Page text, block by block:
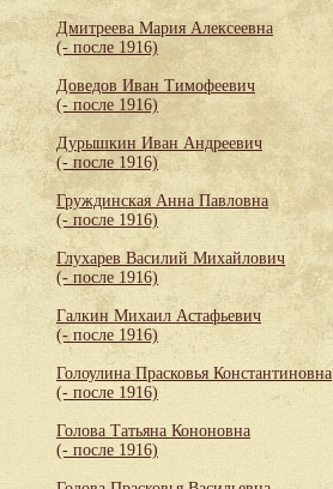
Дмитреева Мария Алексеевна
(- после 1916)
Доведов Иван Тимофеевич
(- после 1916)
Дурышкин Иван Андреевич
(- после 1916)
Груждинская Анна Павловна
(- после 1916)
Глухарев Василий Михайлович
(- после 1916)
Галкин Михаил Астафьевич
(- после 1916)
Голоулина Прасковья Константиновна
(- после 1916)
Голова Татьяна Кононовна
(- после 1916)